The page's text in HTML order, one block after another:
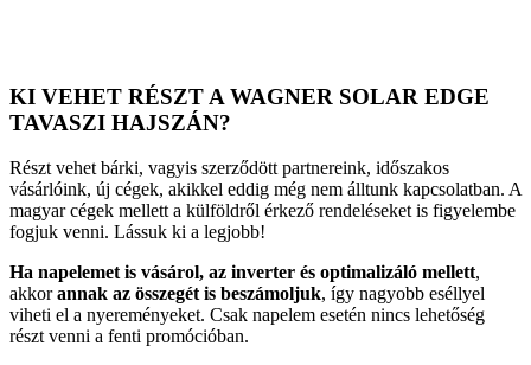
KI VEHET RÉSZT A WAGNER SOLAR EDGE
TAVASZI HAJSZÁN?
Részt vehet bárki, vagyis szerződött partnereink, időszakos
vásárlóink, új cégek, akikkel eddig még nem álltunk kapcsolatban. A
magyar cégek mellett a külföldről érkező rendeléseket is figyelembe
fogjuk venni. Lássuk ki a legjobb!
Ha napelemet is vásárol, az inverter és optimalizáló mellett,
akkorannak az összegét is beszámoljuk, így nagyobb eséllyel
viheti el a nyereményeket. Csak napelem esetén nincs lehetőség
részt venni a fenti promócióban.